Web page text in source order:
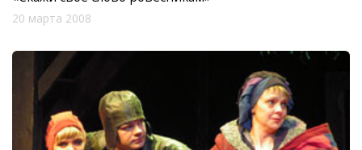
20 марта 2008